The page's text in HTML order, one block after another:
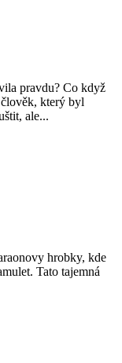
pravdu? Co když
který byl
ale...
hrobky, kde
Tato tajemná